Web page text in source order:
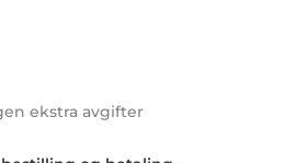
ekstra avgifter